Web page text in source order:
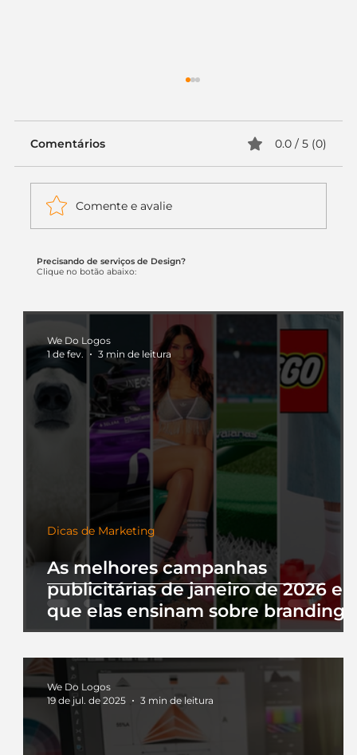
Precisando de serviços de Design?
Clique no botão abaixo:
As melhores campanhas
publicitárias de janeiro de 2026 e
que elas ensinam sobre branding
Dicas de Marketing
We Do Logos
1 de fev.
3 min de leitura
We Do Logos
19 de jul. de 2025
3 min de leitura
Itaú muda apenas duas letras da
começou.
Comentários 0.0 / 5 (0)
Comente e avalie